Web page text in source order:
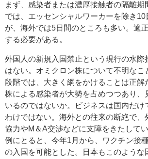
まず、感染者または濃厚接触者の隔離期
では、エッセンシャルワーカーを除き10
が、海外では5日間のところも多い。適
する必要がある。
外国人の新規入国禁止という現行の水際
はない。オミクロン株について不明なこ
段階では、大きく網をかけることは正解
株による感染者が大勢を占めつつあり、
いるのではないか。ビジネスは国内だけ
わけではない。海外との往来の断絶で、
協力やM＆A交渉などに支障をきたして
例にとると、今年1月から、ワクチン接
の入国を可能とした。日本もこのような